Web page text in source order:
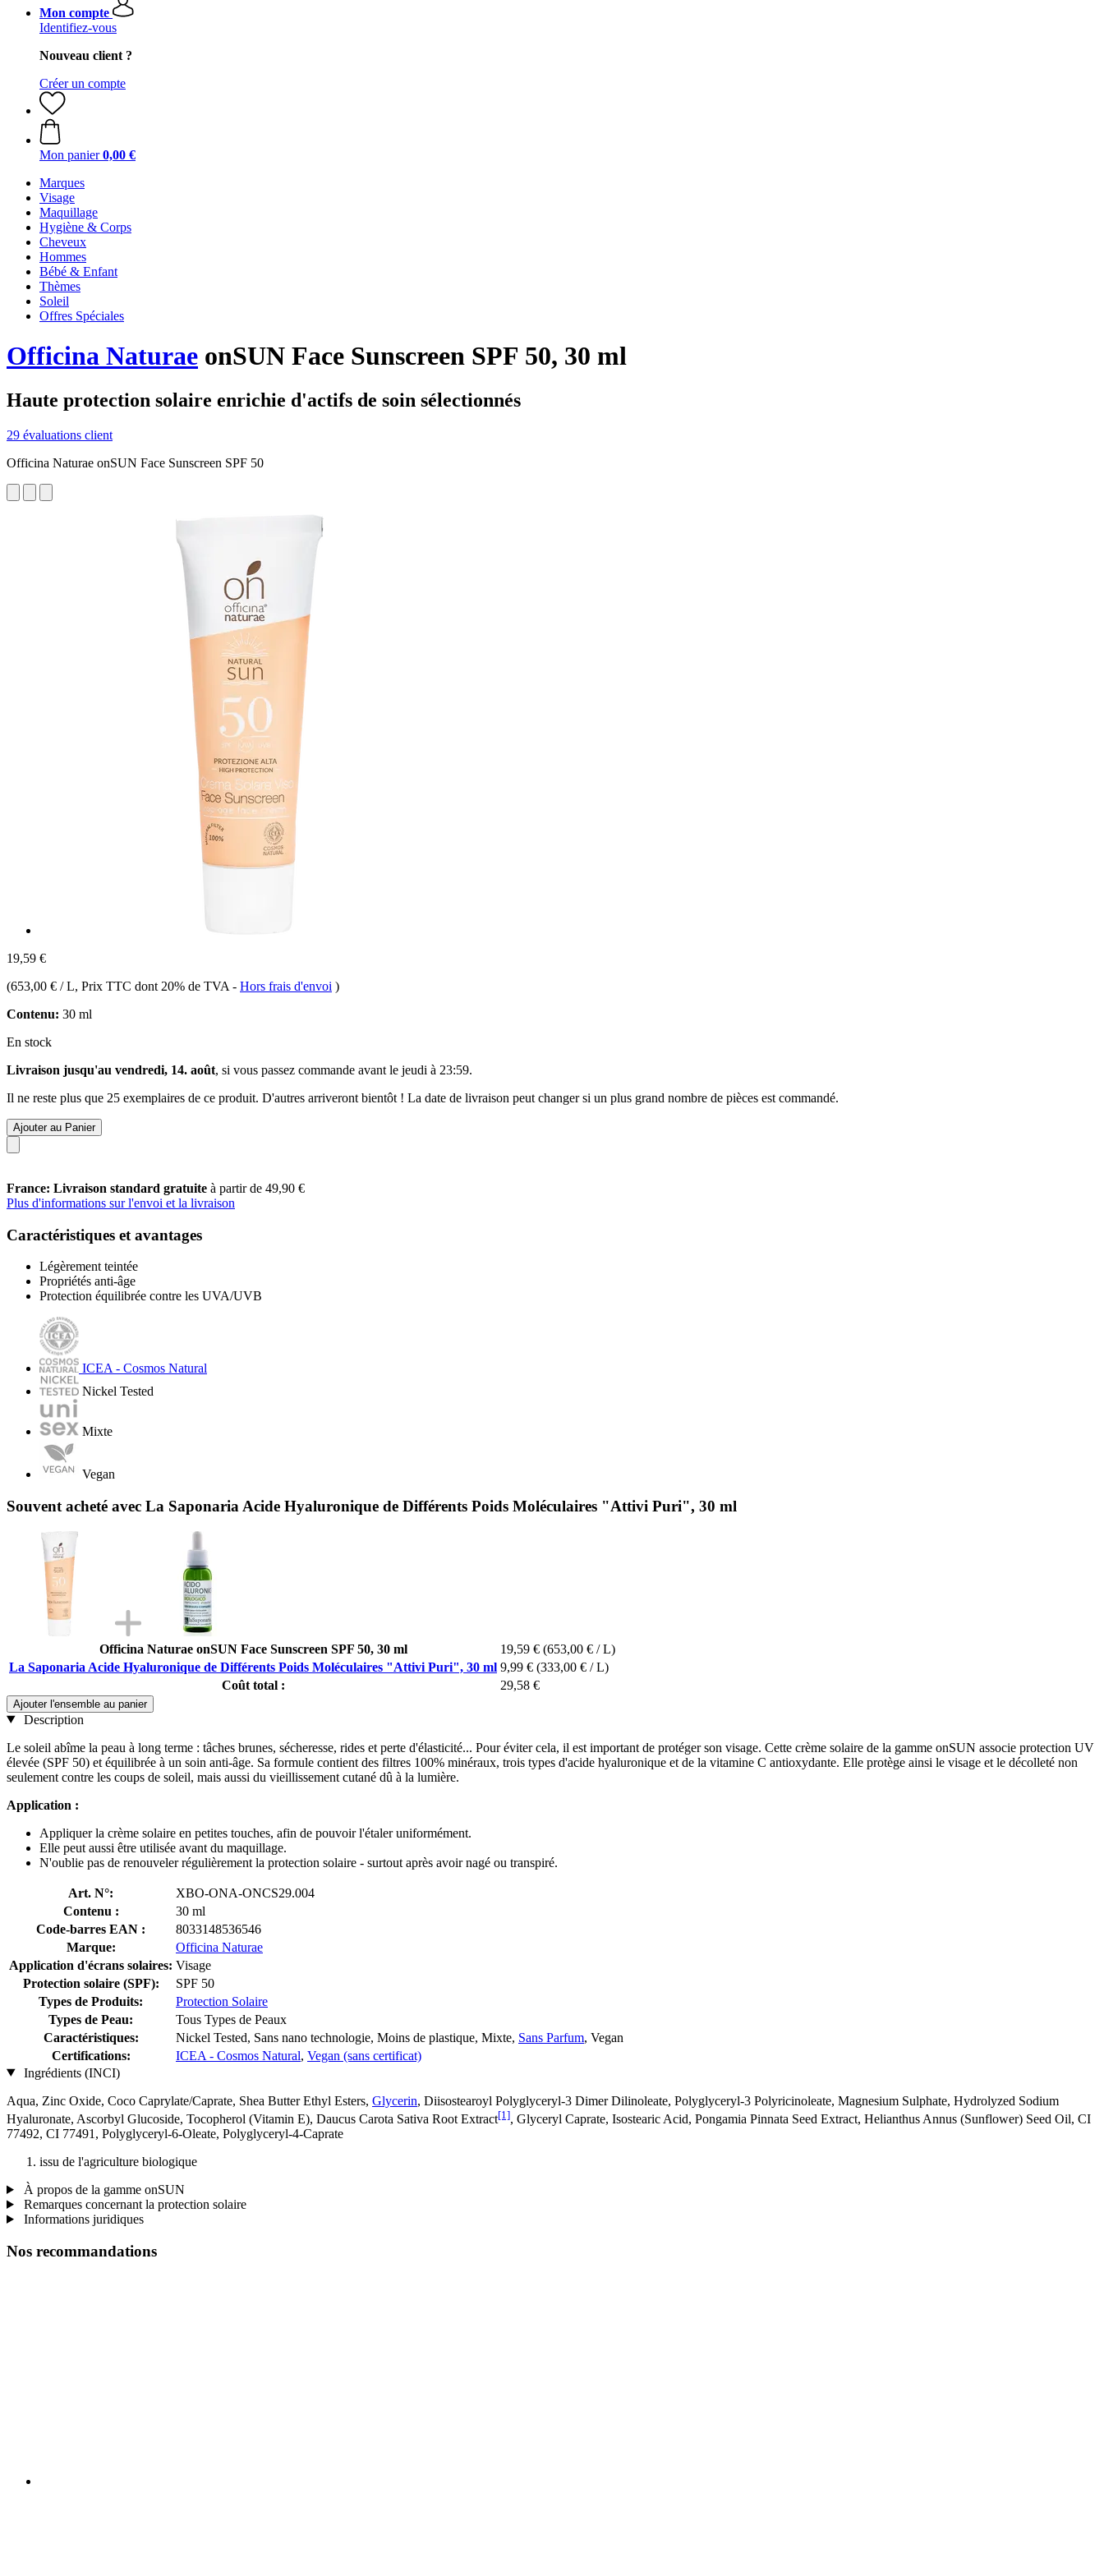
Mon compte
Identifiez-vous
Nouveau client ?
Créer un compte
Mon panier 0,00 €
Marques
Visage
Maquillage
Hygiène & Corps
Cheveux
Hommes
Bébé & Enfant
Thèmes
Soleil
Offres Spéciales
Officina Naturae onSUN Face Sunscreen SPF 50, 30 ml
Haute protection solaire enrichie d'actifs de soin sélectionnés
29 évaluations client
Officina Naturae onSUN Face Sunscreen SPF 50
19,59 €
(653,00 € / L, Prix TTC dont 20% de TVA - Hors frais d'envoi )
Contenu: 30 ml
En stock
Livraison jusqu'au vendredi, 14. août, si vous passez commande avant le jeudi à 23:59.
Il ne reste plus que 25 exemplaires de ce produit. D'autres arriveront bientôt ! La date de livraison peut changer si un plus grand nombre de pièces est commandé.
Ajouter au Panier
France: Livraison standard gratuite à partir de 49,90 €
Plus d'informations sur l'envoi et la livraison
Caractéristiques et avantages
Légèrement teintée
Propriétés anti-âge
Protection équilibrée contre les UVA/UVB
ICEA - Cosmos Natural
Nickel Tested
Mixte
Vegan
Souvent acheté avec La Saponaria Acide Hyaluronique de Différents Poids Moléculaires "Attivi Puri", 30 ml
Officina Naturae onSUN Face Sunscreen SPF 50, 30 ml 19,59 € (653,00 € / L)
La Saponaria Acide Hyaluronique de Différents Poids Moléculaires "Attivi Puri", 30 ml 9,99 € (333,00 € / L)
Coût total :
29,58 €
Ajouter l'ensemble au panier
Description
Le soleil abîme la peau à long terme : tâches brunes, sécheresse, rides et perte d'élasticité... Pour éviter cela, il est important de protéger son visage. Cette crème solaire de la gamme onSUN associe protection UV
élevée (SPF 50) et équilibrée à un soin anti-âge. Sa formule contient des filtres 100% minéraux, trois types d'acide hyaluronique et de la vitamine C antioxydante. Elle protège ainsi le visage et le décolleté non
seulement contre les coups de soleil, mais aussi du vieillissement cutané dû à la lumière.
Application :
Appliquer la crème solaire en petites touches, afin de pouvoir l'étaler uniformément.
Elle peut aussi être utilisée avant du maquillage.
N'oublie pas de renouveler régulièrement la protection solaire - surtout après avoir nagé ou transpiré.
Art. N°:
XBO-ONA-ONCS29.004
Contenu :
30 ml
Code-barres EAN :
8033148536546
Marque:
Officina Naturae
Application d'écrans solaires: Visage
Protection solaire (SPF):
SPF 50
Types de Produits:
Protection Solaire
Types de Peau:
Tous Types de Peaux
Caractéristiques:
Nickel Tested, Sans nano technologie, Moins de plastique, Mixte, Sans Parfum, Vegan
Certifications:
ICEA - Cosmos Natural, Vegan (sans certificat)
Ingrédients (INCI)
Aqua, Zinc Oxide, Coco Caprylate/Caprate, Shea Butter Ethyl Esters, Glycerin, Diisostearoyl Polyglyceryl-3 Dimer Dilinoleate, Polyglyceryl-3 Polyricinoleate, Magnesium Sulphate, Hydrolyzed Sodium
Hyaluronate, Ascorbyl Glucoside, Tocopherol (Vitamin E), Daucus Carota Sativa Root Extract[1], Glyceryl Caprate, Isostearic Acid, Pongamia Pinnata Seed Extract, Helianthus Annus (Sunflower) Seed Oil, CI
77492, CI 77491, Polyglyceryl-6-Oleate, Polyglyceryl-4-Caprate
issu de l'agriculture biologique
À propos de la gamme onSUN
Remarques concernant la protection solaire
Informations juridiques
Nos recommandations